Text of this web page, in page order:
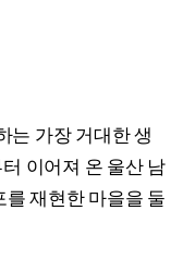
는 가장 거대한 생
이어져 온 울산 남
재현한 마을을 둘